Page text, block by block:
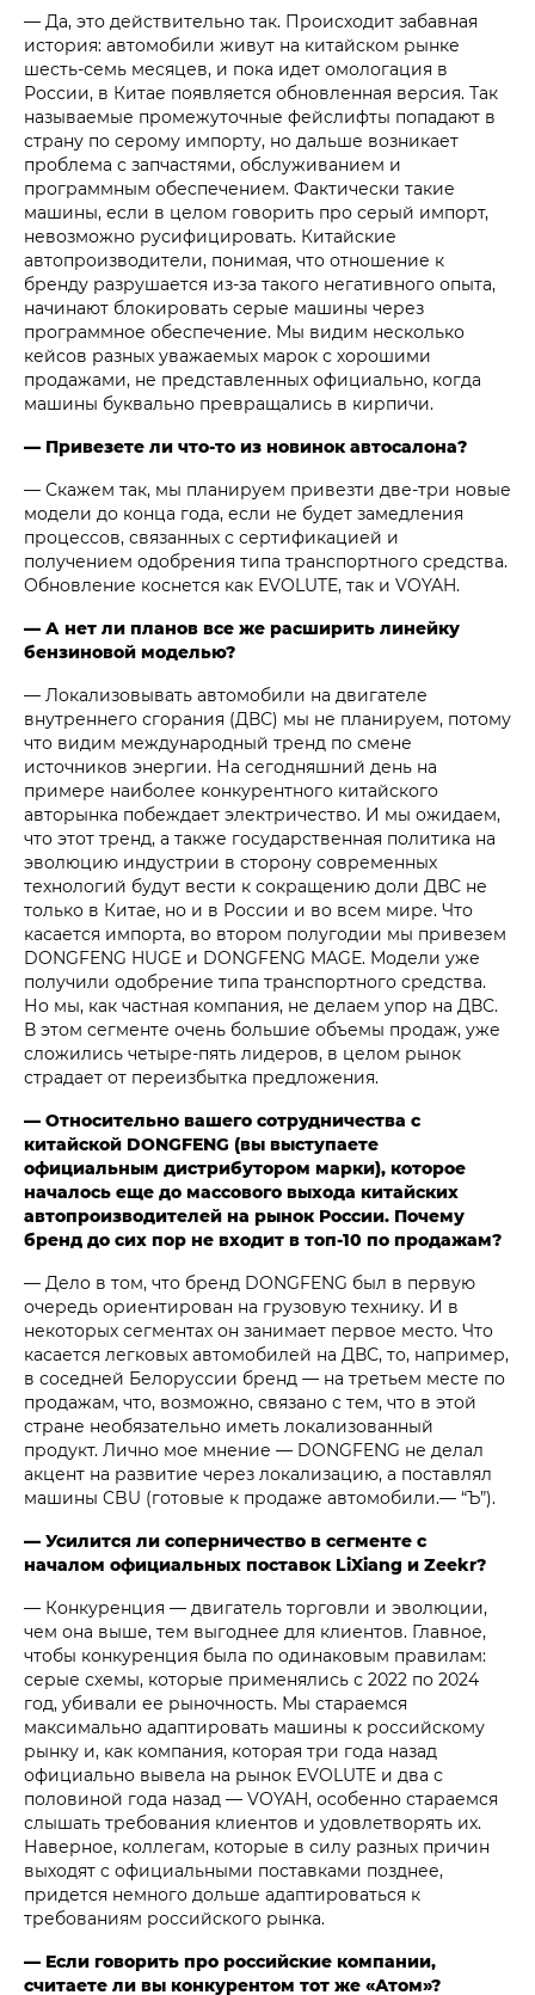
— Да, это действительно так. Происходит забавная
история: автомобили живут на китайском рынке
шесть-семь месяцев, и пока идет омологация в
России, в Китае появляется обновленная версия. Так
называемые промежуточные фейслифты попадают в
страну по серому импорту, но дальше возникает
проблема с запчастями, обслуживанием и
программным обеспечением. Фактически такие
машины, если в целом говорить про серый импорт,
невозможно русифицировать. Китайские
автопроизводители, понимая, что отношение к
бренду разрушается из-за такого негативного опыта,
начинают блокировать серые машины через
программное обеспечение. Мы видим несколько
кейсов разных уважаемых марок с хорошими
продажами, не представленных официально, когда
машины буквально превращались в кирпичи.
— Привезете ли что-то из новинок автосалона?
— Скажем так, мы планируем привезти две-три новые
модели до конца года, если не будет замедления
процессов, связанных с сертификацией и
получением одобрения типа транспортного средства.
Обновление коснется как EVOLUTE, так и VOYAH.
— А нет ли планов все же расширить линейку
бензиновой моделью?
— Локализовывать автомобили на двигателе
внутреннего сгорания (ДВС) мы не планируем, потому
что видим международный тренд по смене
источников энергии. На сегодняшний день на
примере наиболее конкурентного китайского
авторынка побеждает электричество. И мы ожидаем,
что этот тренд, а также государственная политика на
эволюцию индустрии в сторону современных
технологий будут вести к сокращению доли ДВС не
только в Китае, но и в России и во всем мире. Что
касается импорта, во втором полугодии мы привезем
DONGFENG HUGE и DONGFENG MAGE. Модели уже
получили одобрение типа транспортного средства.
Но мы, как частная компания, не делаем упор на ДВС.
В этом сегменте очень большие объемы продаж, уже
сложились четыре-пять лидеров, в целом рынок
страдает от переизбытка предложения.
— Относительно вашего сотрудничества с
китайской DONGFENG (вы выступаете
официальным дистрибутором марки), которое
началось еще до массового выхода китайских
автопроизводителей на рынок России. Почему
бренд до сих пор не входит в топ-10 по продажам?
— Дело в том, что бренд DONGFENG был в первую
очередь ориентирован на грузовую технику. И в
некоторых сегментах он занимает первое место. Что
касается легковых автомобилей на ДВС, то, например,
в соседней Белоруссии бренд — на третьем месте по
продажам, что, возможно, связано с тем, что в этой
стране необязательно иметь локализованный
продукт. Лично мое мнение — DONGFENG не делал
акцент на развитие через локализацию, а поставлял
машины CBU (готовые к продаже автомобили.— “Ъ”).
— Усилится ли соперничество в сегменте с
началом официальных поставок LiXiang и Zeekr?
— Конкуренция — двигатель торговли и эволюции,
чем она выше, тем выгоднее для клиентов. Главное,
чтобы конкуренция была по одинаковым правилам:
серые схемы, которые применялись с 2022 по 2024
год, убивали ее рыночность. Мы стараемся
максимально адаптировать машины к российскому
рынку и, как компания, которая три года назад
официально вывела на рынок EVOLUTE и два с
половиной года назад — VOYAH, особенно стараемся
слышать требования клиентов и удовлетворять их.
Наверное, коллегам, которые в силу разных причин
выходят c официальными поставками позднее,
придется немного дольше адаптироваться к
требованиям российского рынка.
— Если говорить про российские компании,
считаете ли вы конкурентом тот же «Атом»?